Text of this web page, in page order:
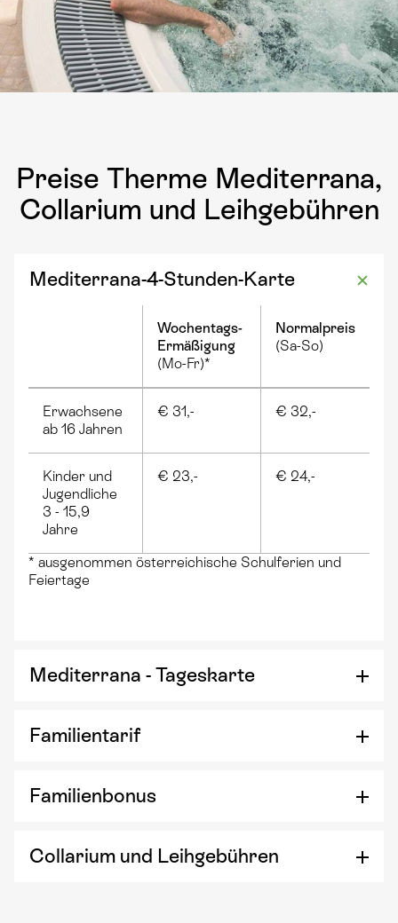
Preise Therme Mediterrana,
Collarium und Leihgebühren
Mediterrana-4-Stunden-Karte
Wochentags-
Ermäßigung
(Mo-Fr)*
Normalpreis
(Sa-So)
Erwachsene
ab 16 Jahren
€ 31,- € 32,-
Kinder und
Jugendliche
3 - 15,9
Jahre
€ 23,- € 24,-
* ausgenommen österreichische Schulferien und
Feiertage
Mediterrana - Tageskarte
Familientarif
Familienbonus
Collarium und Leihgebühren